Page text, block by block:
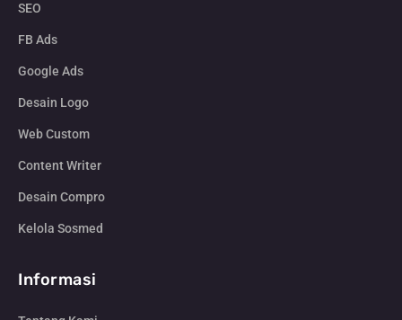
SEO
FB Ads
Google Ads
Desain Logo
Web Custom
Content Writer
Desain Compro
Kelola Sosmed
Informasi